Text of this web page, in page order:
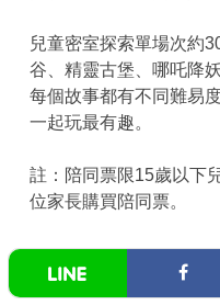
兒童密室探索單場次約
谷、精靈古堡、哪吒降
每個故事都有不同難易
一起玩最有趣。
註：陪同票限15歲以下
位家長購買陪同票。